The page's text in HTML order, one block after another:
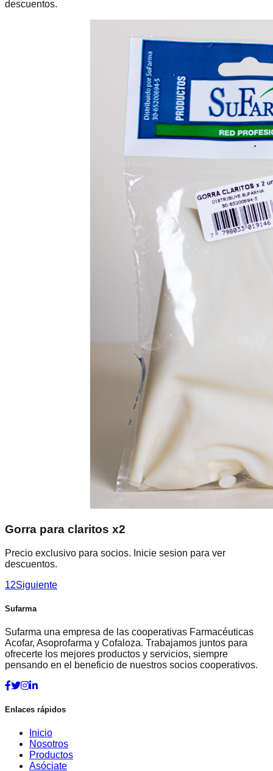
descuentos.
Gorra para claritos x2
Precio exclusivo para socios. Inicie sesion para ver
descuentos.
12Siguiente
Sufarma
Sufarma una empresa de las cooperativas Farmacéuticas
Acofar, Asoprofarma y Cofaloza. Trabajamos juntos para
ofrecerte los mejores productos y servicios, siempre
pensando en el beneficio de nuestros socios cooperativos.
Enlaces rápidos
Inicio
Nosotros
Productos
Asóciate